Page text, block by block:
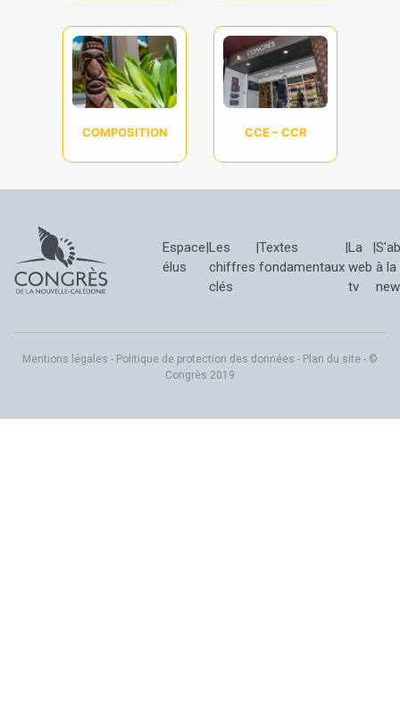
COMPOSITION CCE – CCR
Espace
élus
Les
chiffres
clés
|Textes
fondamentaux
La
web
tv
|
à la
Mentions légales - Politique de protection des données - Plan du site - ©
Congrès 2019